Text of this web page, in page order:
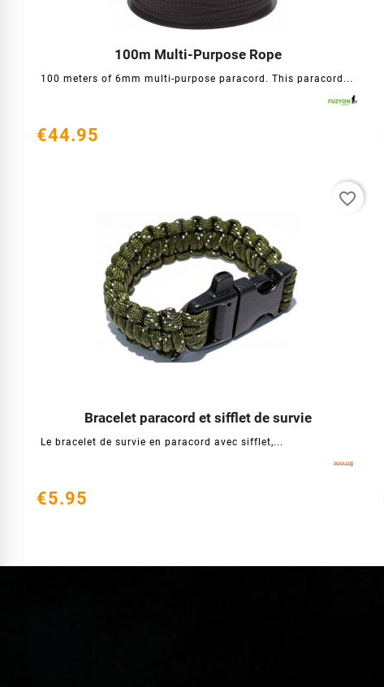
100m Multi-Purpose Rope
100 meters of 6mm multi-purpose paracord. This paracord...
   
€44.95
Bracelet paracord et sifflet de survie
Le bracelet de survie en paracord avec sifflet,...
   
€5.95
favorite_border